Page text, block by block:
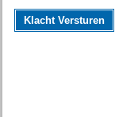
Klacht Versturen